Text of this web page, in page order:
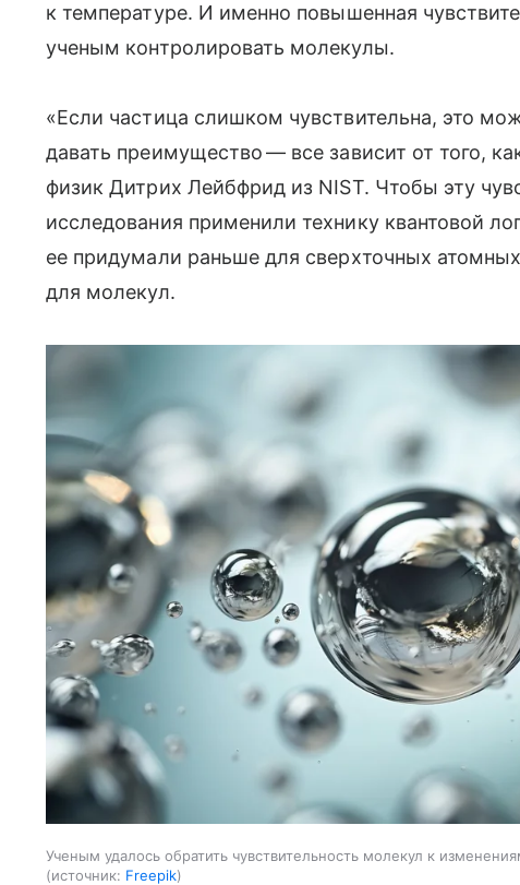
к температуре. И именно повышенная
ученым контролировать молекулы.
«Если частица слишком чувствительна, это
давать преимущество — все зависит от того,
физик Дитрих Лейбфрид из NIST. Чтобы эту
исследования применили технику квантовой
ее придумали раньше для сверхточных
для молекул.
Ученым удалось обратить чувствительность молекул к
источник: Freepik